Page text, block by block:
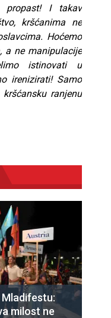
propast! I takav
kršćanima ne
Hoćemo
a ne manipulacije
istinovati u
irenizirati! Samo
ranjenu
Mladifestu:
milost ne